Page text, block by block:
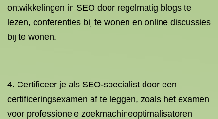
ontwikkelingen in SEO door regelmatig blogs te
lezen, conferenties bij te wonen en online discussies
bij te wonen.
4. Certificeer je als SEO-specialist door een
certificeringsexamen af te leggen, zoals het examen
voor professionele zoekmachineoptimalisatoren